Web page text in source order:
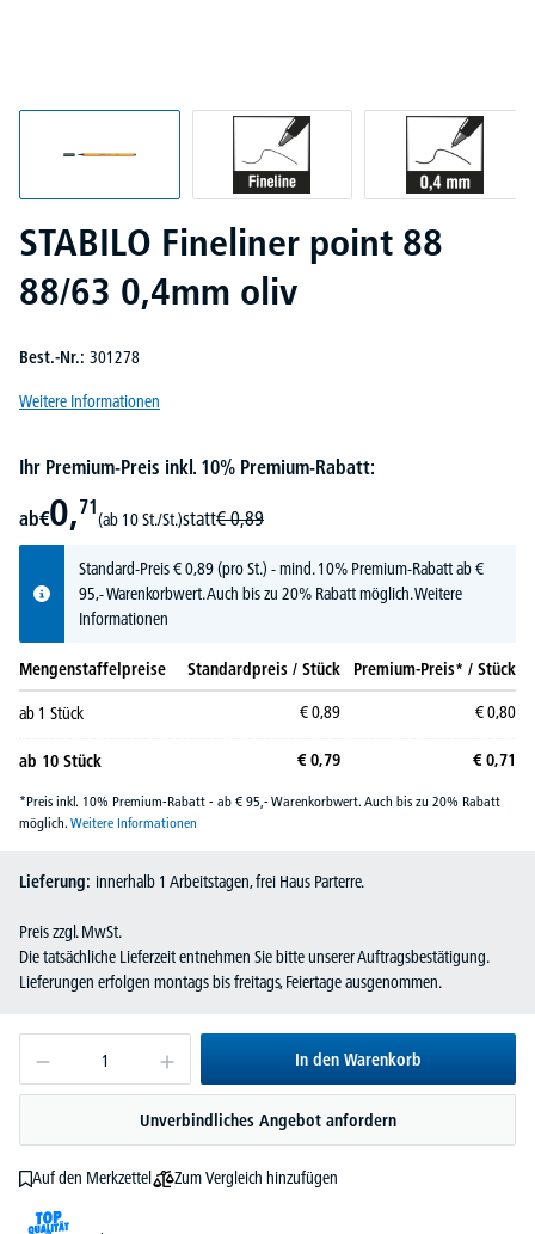
STABILO Fineliner point 88
88/63 0,4mm oliv
Best.-Nr.: 301278
Weitere Informationen
Ihr Premium-Preis inkl. 10% Premium-Rabatt:
ab€0,71
(ab 10 St./St.)statt€ 0,89
Standard-Preis€0,89(pro St.) - mind. 10% Premium-Rabatt ab €
95,- Warenkorbwert. Auch bis zu 20% Rabatt möglich.Weitere
Informationen
Mengenstaffelpreise Standardpreis / Stück Premium-Preis* / Stück
ab 1 Stück €0,89 €0,80
ab 10 Stück € 0,79 € 0,71
*Preis inkl. 10% Premium-Rabatt - ab € 95,- Warenkorbwert. Auch bis zu 20% Rabatt
möglich. Weitere Informationen
Lieferung: innerhalb 1 Arbeitstagen, frei Haus Parterre.
Preis zzgl. MwSt.
Die tatsächliche Lieferzeit entnehmen Sie bitte unserer Auftragsbestätigung.
Lieferungen erfolgen montags bis freitags, Feiertage ausgenommen.
In den Warenkorb
Unverbindliches Angebot anfordern
Auf den Merkzettel Zum Vergleich hinzufügen